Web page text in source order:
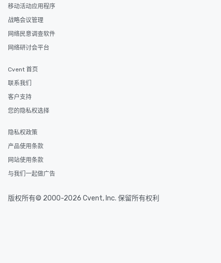
移动活动应用程序
战略会议管理
网络民意调查软件
网络研讨会平台
Cvent 首页
联系我们
客户支持
您的隐私权选择
隐私权政策
产品使用条款
网站使用条款
与我们一起做广告
版权所有© 2000-2026 Cvent, Inc. 保留所有权利